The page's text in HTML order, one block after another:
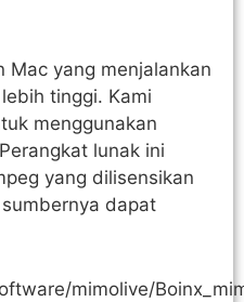
Mac yang menjalankan
tinggi. Kami
menggunakan
lunak ini
yang dilisensikan
dapat
mimolive/